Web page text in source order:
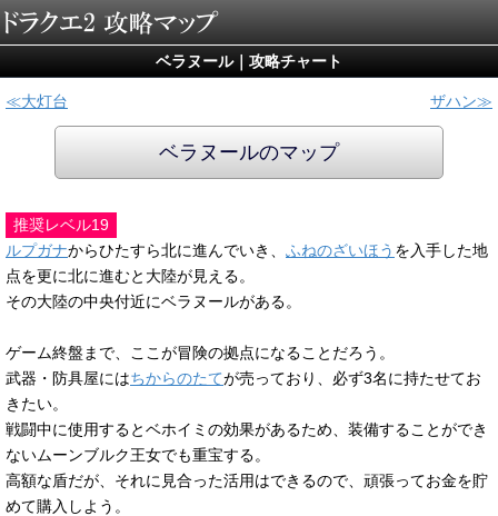
ベラヌール｜攻略チャート
大灯台 ザハン
ベラヌールのマップ
推奨レベル19
ルプガナからひたすら北に進んでいき、 ふねのざいほう を入手した地
点を更に北に進むと大陸が見える。
その大陸の中央付近にベラヌールがある。
ゲーム終盤まで、ここが冒険の拠点になることだろう。
武器・防具屋にはちからのたてが売っており、必ず3名に持たせてお
きたい。
戦闘中に使用するとベホイミの効果があるため、装備することができ
ないムーンブルク王女でも重宝する。
高額な盾だが、それに見合った活用はできるので、頑張ってお金を貯
めて購入しよう。